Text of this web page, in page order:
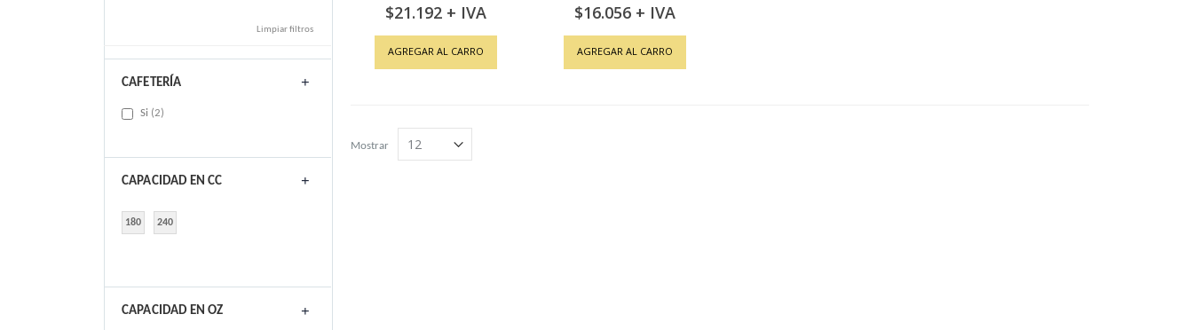
$21.192
AGREGAR AL CARRO
$16.056
AGREGAR AL CARRO
Mostrar
Limpiar filtros
CAFETERÍA
Si 2items
CAPACIDAD EN CC
180 240
CAPACIDAD EN OZ